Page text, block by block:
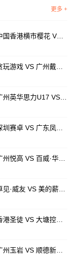
更多 +
07月25日 佛山西甲足球联赛第3轮 中国香港横市樱花 VS 吉图省实青年 全场录像